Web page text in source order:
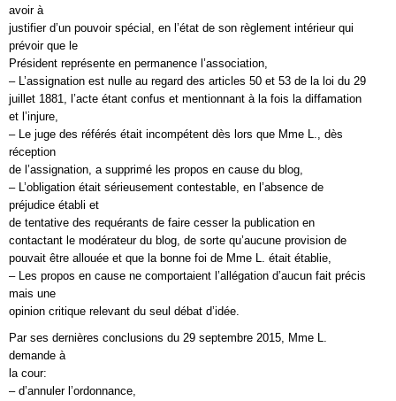
avoir à
justifier d’un pouvoir spécial, en l’état de son règlement intérieur qui
prévoir que le
Président représente en permanence l’association,
– L’assignation est nulle au regard des articles 50 et 53 de la loi du 29
juillet 1881, l’acte étant confus et mentionnant à la fois la diffamation
et l’injure,
– Le juge des référés était incompétent dès lors que Mme L., dès
réception
de l’assignation, a supprimé les propos en cause du blog,
– L’obligation était sérieusement contestable, en l’absence de
préjudice établi et
de tentative des requérants de faire cesser la publication en
contactant le modérateur du blog, de sorte qu’aucune provision de
pouvait être allouée et que la bonne foi de Mme L. était établie,
– Les propos en cause ne comportaient l’allégation d’aucun fait précis
mais une
opinion critique relevant du seul débat d’idée.
Par ses dernières conclusions du 29 septembre 2015, Mme L.
demande à
la cour:
– d’annuler l’ordonnance,